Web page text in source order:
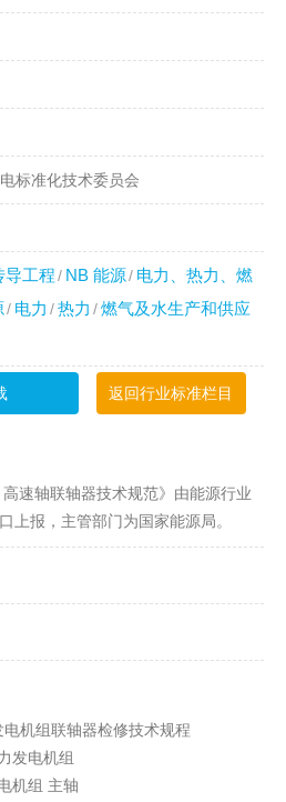
标准化技术委员会
导工程 NB 能源 电力、热力、燃
电力 热力
燃气及水生产和供应
返回行业标准栏目
速轴联轴器技术规范》由能源行业
上报，主管部门为国家能源局。
机组联轴器检修技术规程
发电机组
机组 主轴